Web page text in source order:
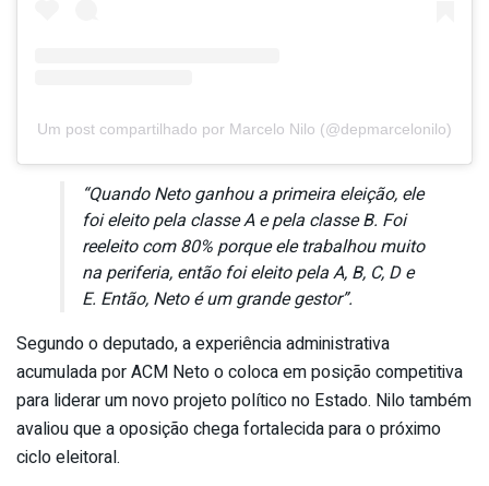
Um post compartilhado por Marcelo Nilo (@depmarcelonilo)
“Quando Neto ganhou a primeira eleição, ele
foi eleito pela classe A e pela classe B. Foi
reeleito com 80% porque ele trabalhou muito
na periferia, então foi eleito pela A, B, C, D e
E. Então, Neto é um grande gestor”.
Segundo o deputado, a experiência administrativa
acumulada por ACM Neto o coloca em posição competitiva
para liderar um novo projeto político no Estado. Nilo também
avaliou que a oposição chega fortalecida para o próximo
ciclo eleitoral.